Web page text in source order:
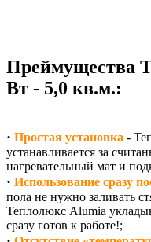
Преймущества
Вт - 5,0 кв.м.:
· Простая установка -
устанавливается за
нагревательный мат и
· Использование сразу
пола не нужно заливать
Теплолюкс Alumia
сразу готов к работе!;